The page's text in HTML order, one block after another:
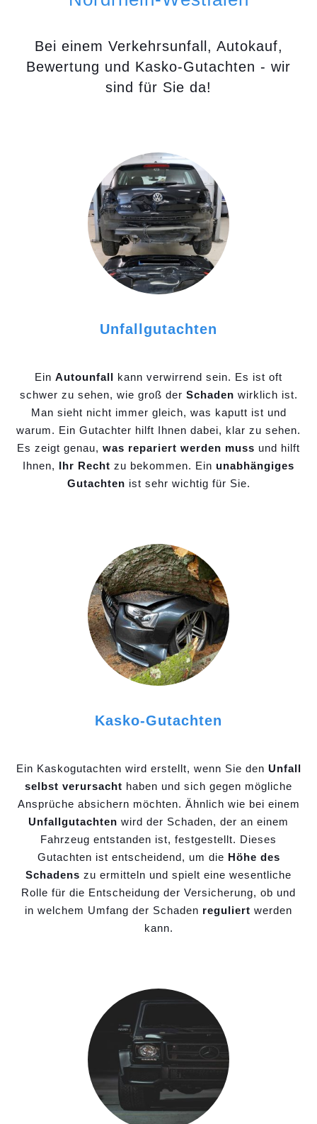
Bei einem Verkehrsunfall, Autokauf,
Bewertung und Kasko-Gutachten - wir
sind für Sie da!
Unfallgutachten
Ein Autounfall kann verwirrend sein. Es ist oft
schwer zu sehen, wie groß der Schaden wirklich ist.
Man sieht nicht immer gleich, was kaputt ist und
warum. Ein Gutachter hilft Ihnen dabei, klar zu sehen.
Es zeigt genau, was repariert werden muss und hilft
Ihnen, Ihr Recht zu bekommen. Ein unabhängiges
Gutachten ist sehr wichtig für Sie.
Kasko-Gutachten
Ein Kaskogutachten wird erstellt, wenn Sie den Unfall
selbst verursacht haben und sich gegen mögliche
Ansprüche absichern möchten. Ähnlich wie bei einem
Unfallgutachten wird der Schaden, der an einem
Fahrzeug entstanden ist, festgestellt. Dieses
Gutachten ist entscheidend, um die Höhe des
Schadens zu ermitteln und spielt eine wesentliche
Rolle für die Entscheidung der Versicherung, ob und
in welchem Umfang der Schaden reguliert werden
kann.